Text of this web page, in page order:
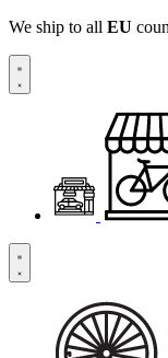
We ship to all EU